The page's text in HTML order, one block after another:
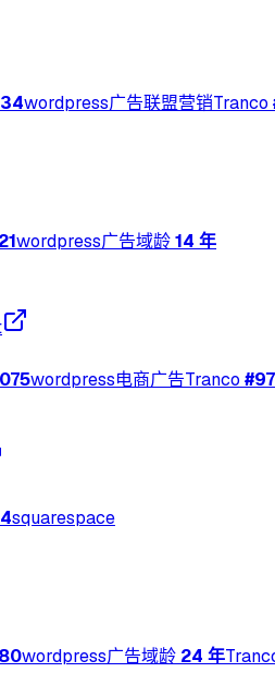
wordpress广告联盟营销Tranco
wordpress广告域龄14 年
wordpress电商广告Tranco #
squarespace
wordpress广告域龄 24 年